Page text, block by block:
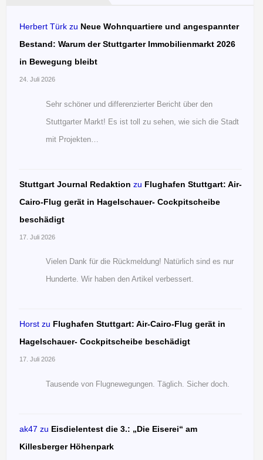
Herbert Türk zu Neue Wohnquartiere und angespannter
Bestand: Warum der Stuttgarter Immobilienmarkt 2026
in Bewegung bleibt
24. Juli 2026
Sehr schöner und differenzierter Bericht über den
Stuttgarter Markt! Es ist toll zu sehen, wie sich die Stadt
mit Projekten…
Stuttgart Journal Redaktion zu Flughafen Stuttgart: Air-
Cairo-Flug gerät in Hagelschauer- Cockpitscheibe
beschädigt
17. Juli 2026
Vielen Dank für die Rückmeldung! Natürlich sind es nur
Hunderte. Wir haben den Artikel verbessert.
Horst zu Flughafen Stuttgart: Air-Cairo-Flug gerät in
Hagelschauer- Cockpitscheibe beschädigt
17. Juli 2026
Tausende von Flugnewegungen. Täglich. Sicher doch.
ak47 zu Eisdielentest die 3.: „Die Eiserei“ am
Killesberger Höhenpark